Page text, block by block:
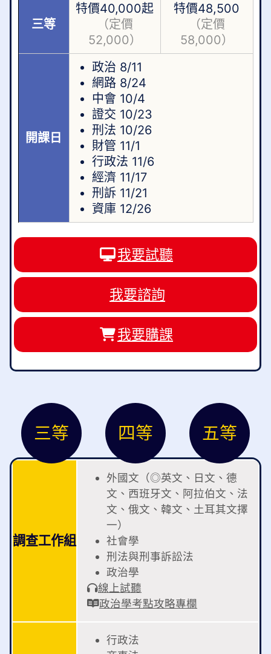
三等
特價40,000起
（定價
52,000）
特價48,500
（定價
58,000）
開課日
政治 8/11
網路 8/24
中會 10/4
證交 10/23
刑法 10/26
財管 11/1
行政法 11/6
經濟 11/17
刑訴 11/21
資庫 12/26
我要試聽
我要諮詢
我要購課
三等 四等 五等
調查工作組
外國文（◎英文、日文、德
文、西班牙文、阿拉伯文、法
文、俄文、韓文、土耳其文擇
一）
社會學
刑法與刑事訴訟法
政治學
線上試聽
政治學考點攻略專欄
行政法